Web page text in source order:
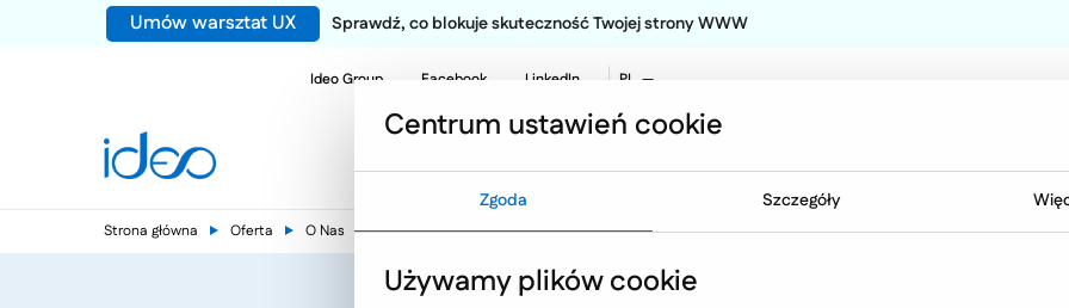
Umów warsztat UX Sprawdź, co blokuje skuteczność Twojej strony WWW
Ideo Group Facebook LinkedIn
PL
EN
NO
Strona główna Oferta O Nas Aktualności
Centrum ustawień cookie
Zgoda Szczegóły
Używamy plików cookie